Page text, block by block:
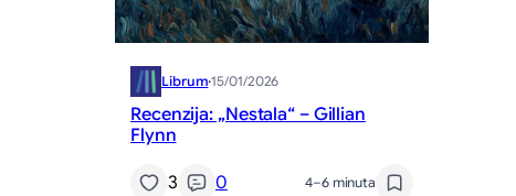
Librum·15/01/2026
Recenzija: „Nestala“ – Gillian
Flynn
3 0 4–6 minuta